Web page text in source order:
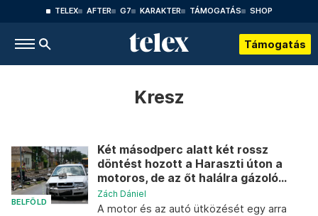
TELEX AFTER G7 KARAKTER TÁMOGATÁS SHOP
Támogatás
Kresz
BELFÖLD
Két másodperc alatt két rossz
döntést hozott a Haraszti úton a
motoros, de az őt halálra gázoló...
Zách Dániel
A motor és az autó ütközését egy arra